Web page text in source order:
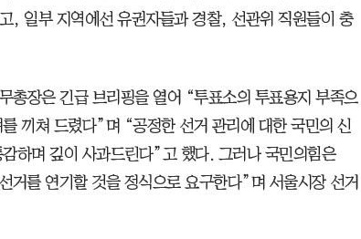
, 일부 지역에선 유권자들과 경찰, 선관위 직원들이 충
총장은 긴급 브리핑을 열어 “투표소의 투표용지 부족으
끼쳐 드렸다”며 “공정한 선거 관리에 대한 국민의 신
하며 깊이 사과드린다”고 했다. 그러나 국민의힘은
거를 연기할 것을 정식으로 요구한다”며 서울시장 선거